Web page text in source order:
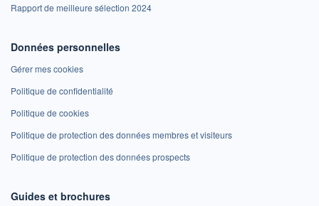
Rapport de meilleure sélection 2024
Données personnelles
Gérer mes cookies
Politique de confidentialité
Politique de cookies
Politique de protection des données membres et visiteurs
Politique de protection des données prospects
Guides et brochures